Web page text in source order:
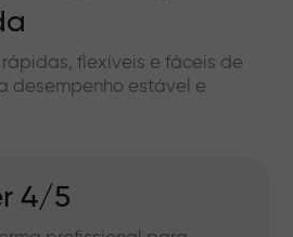
flexíveis e fáceis de
desempenho estável e
4/5